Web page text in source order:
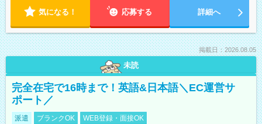
気になる！ 応募する 詳細へ
掲載日：2026.08.05
未読
完全在宅で16時まで！英語&日本語＼EC運営サ
ポート／
派遣 ブランクOK WEB登録・面接OK